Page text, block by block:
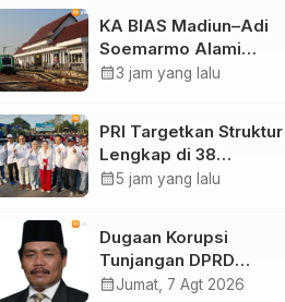
KA BIAS Madiun–Adi
Soemarmo Alami
Gangguan, 5 KA Ikut
calendar_month3 jam yang lalu
PRI Targetkan Struktur
Lengkap di 38
Kabupaten/Kota Jatim
calendar_month5 jam yang lalu
Dugaan Korupsi
Tunjangan DPRD
Ponorogo Jadi Alarm,
calendar_monthJumat, 7 Agt 2026